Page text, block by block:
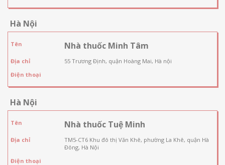
Hà Nội
Tên Nhà thuốc Minh Tâm
Địa chỉ
55 Trương Định, quận Hoàng Mai, Hà nội
Điện thoại
Hà Nội
Tên Nhà thuốc Tuệ Minh
Địa chỉ
TM5-CT6 Khu đô thị Văn Khê, phường La Khê, quận Hà
Đông, Hà Nội
Điện thoại